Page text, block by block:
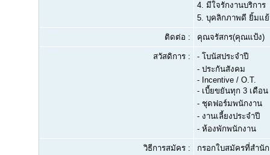
4. มีใจรักงานบริการ
5. บุคลิกภาพดี ยิ้มแ
ติดต่อ : คุณจรัสกร(คุณแป้ง)
สวัสดิการ :
- โบนัสประจำปี
- ประกันสังคม
- Incentive / O.T.
- เบี้ยขยันทุก 3 เดือน
- ชุดฟอร์มพนักงาน
- งานเลี้ยงประจำปี
- ห้องพักพนักงาน
วิธีการสมัคร :
กรอกใบสมัครที่สำนั